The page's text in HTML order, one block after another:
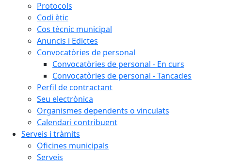
Protocols
Codi ètic
Cos tècnic municipal
Anuncis i Edictes
Convocatòries de personal
Convocatòries de personal - En curs
Convocatòries de personal - Tancades
Perfil de contractant
Seu electrònica
Organismes dependents o vinculats
Calendari contribuent
Serveis i tràmits
Oficines municipals
Serveis